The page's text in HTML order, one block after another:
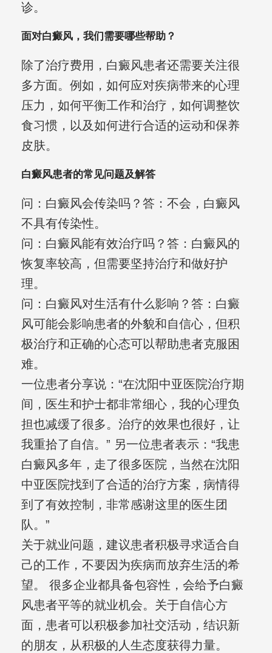
诊。
面对白癜风，我们需要哪些帮助？
除了治疗费用，白癜风患者还需要关注很
多方面。例如，如何应对疾病带来的心理
压力，如何平衡工作和治疗，如何调整饮
食习惯，以及如何进行合适的运动和保养
皮肤。
白癜风患者的常见问题及解答
问：白癜风会传染吗？答：不会，白癜风
不具有传染性。
问：白癜风能有效治疗吗？答：白癜风的
恢复率较高，但需要坚持治疗和做好护
理。
问：白癜风对生活有什么影响？答：白癜
风可能会影响患者的外貌和自信心，但积
极治疗和正确的心态可以帮助患者克服困
难。
一位患者分享说：“在沈阳中亚医院治疗期
间，医生和护士都非常细心，我的心理负
担也减缓了很多。治疗的效果也很好，让
我重拾了自信。” 另一位患者表示：“我患
白癜风多年，走了很多医院，当然在沈阳
中亚医院找到了合适的治疗方案，病情得
到了有效控制，非常感谢这里的医生团
队。”
关于就业问题，建议患者积极寻求适合自
己的工作，不要因为疾病而放弃生活的希
望。 很多企业都具备包容性，会给予白癜
风患者平等的就业机会。关于自信心方
面，患者可以积极参加社交活动，结识新
的朋友，从积极的人生态度获得力量。